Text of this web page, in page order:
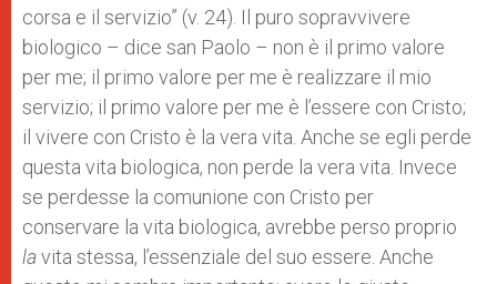
corsa e il servizio” (v. 24). Il puro sopravvivere
biologico – dice san Paolo – non è il primo valore
per me; il primo valore per me è realizzare il mio
servizio; il primo valore per me è l’essere con Cristo;
il vivere con Cristo è la vera vita. Anche se egli perde
questa vita biologica, non perde la vera vita. Invece
se perdesse la comunione con Cristo per
conservare la vita biologica, avrebbe perso proprio
lavita stessa, l’essenziale del suo essere. Anche